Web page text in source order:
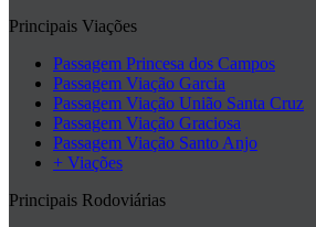
Principais Viações
Passagem Princesa dos Campos
Passagem Viação Garcia
Passagem Viação União Santa Cruz
Passagem Viação Graciosa
Passagem Viação Santo Anjo
+ Viações
Principais Rodoviárias